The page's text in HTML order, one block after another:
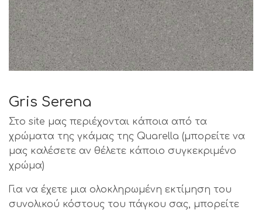
Gris Serena
Στο site μας περιέχονται κάποια από τα
χρώματα της γκάμας της Quarella (μπορείτε να
μας καλέσετε αν θέλετε κάποιο συγκεκριμένο
χρώμα)
Για να έχετε μια ολοκληρωμένη εκτίμηση του
συνολικού κόστους του πάγκου σας, μπορείτε